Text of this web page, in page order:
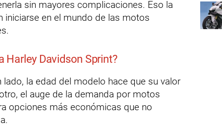
sin mayores complicaciones. Eso la
iniciarse en el mundo de las motos
Harley Davidson Sprint?
la edad del modelo hace que su valor
el auge de la demanda por motos
opciones más económicas que no